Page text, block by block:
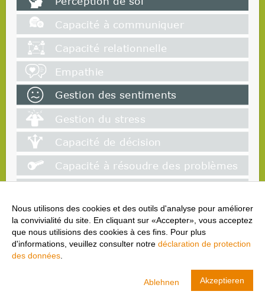
Nous utilisons des cookies et des outils d'analyse pour améliorer
la convivialité du site. En cliquant sur «Accepter», vous acceptez
que nous utilisions des cookies à ces fins. Pour plus
d'informations, veuillez consulter notre déclaration de protection
des données
Ablehnen Akzeptieren
AFFICHER